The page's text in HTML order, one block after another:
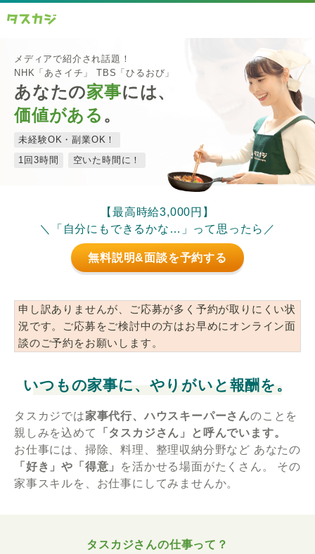
メディアで紹介され話題！
NHK「あさイチ」 TBS「ひるおび」
あなたの家事には、
価値がある 。
未経験OK・副業OK！
1回3時間
空いた時間に！
【最高時給3,000円】
＼「自分にもできるかな…」って思ったら／
無料説明&面談を予約する
申し訳ありませんが、ご応募が多く予約が取りにくい状
況です。ご応募をご検討中の方はお早めにオンライン面
談のご予約をお願いします。
いつもの家事に、やりがいと報酬を。
タスカジでは家事代行、ハウスキーパーさんのことを
親しみを込めて
「タスカジさん」と呼んでいます。
お仕事には、掃除、料理、整理収納分野など あなたの
「好き」や「得意」
を活かせる場面がたくさん。
その
家事スキルを、お仕事にしてみませんか。
タスカジさんの仕事って？